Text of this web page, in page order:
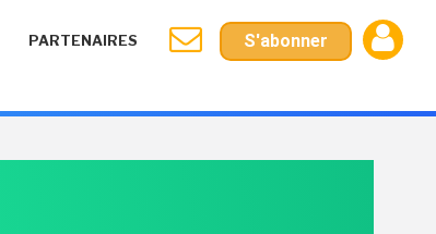
PARTENAIRES S'abonner